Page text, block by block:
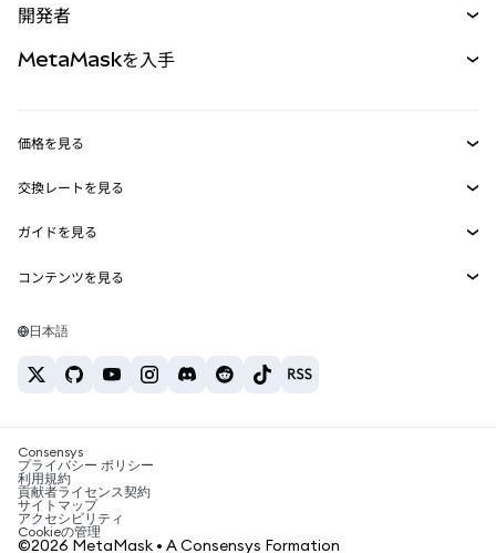
パーペチュアル
RWA
開発者
MetaMask Connect
Snaps
Web3サービス
MetaMaskを入手
セキュリティ
サポート
キャリア
お問い合わせ
価格を見る
イーサリアムの価格
Solanaの価格
Tetherの価格
交換レートを見る
ETH→USD
USDT→INR
BTC→INR
ETH→USDT
ガイドを見る
ETHの購入
USDTの購入
SHIBの購入
BNBの購入
コンテンツを見る
Solanaウォレット
税制関連ニュース
暗号資産の購入方法は？
ビットコインを売るには？
日本語
Consensys
プライバシー ポリシー
利用規約
貢献者ライセンス契約
サイトマップ
アクセシビリティ
Cookieの管理
©2026 MetaMask • A Consensys Formation